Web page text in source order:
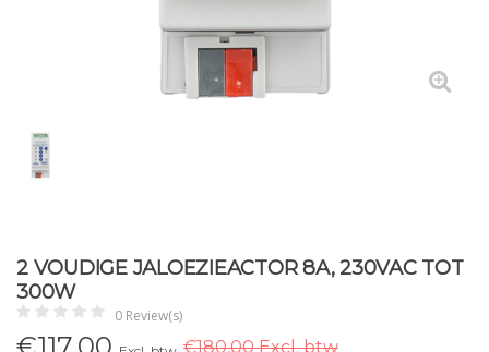
2 VOUDIGE JALOEZIEACTOR 8A, 230VAC TOT
300W
0 Review(s)
€180,00 Excl. btw